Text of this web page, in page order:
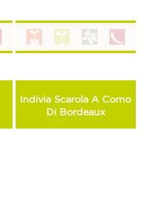
Indivia Scarola A Corno
Di Bordeaux